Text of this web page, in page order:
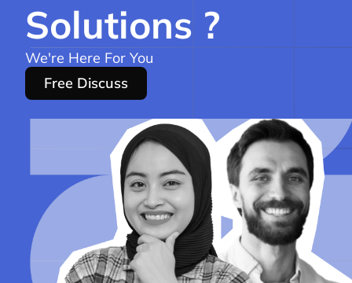
Solutions ?
We're Here For You
Free Discuss